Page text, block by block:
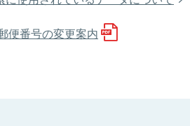
便番号の変更案内